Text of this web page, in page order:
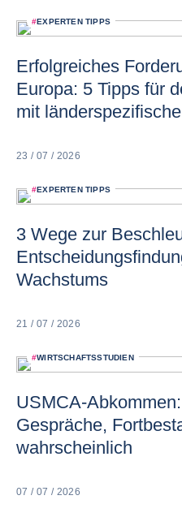
#EXPERTEN TIPPS
Erfolgreiches
Europa: 5 Tipps für
mit
23 / 07 / 2026
#EXPERTEN TIPPS
3 Wege zur
Wachstums
21 / 07 / 2026
#WIRTSCHAFTSSTUDIEN
USMCA-
Gespräche,
wahrscheinlich
07 / 07 / 2026